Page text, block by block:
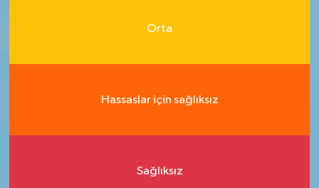
Orta
Hassaslar için sağlıksız
Sağlıksız